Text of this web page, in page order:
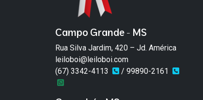
Campo Grande - MS
Rua Silva Jardim, 420 – Jd. América
leiloboi@leiloboi.com
(67) 3342-4113
/ 99890-2161